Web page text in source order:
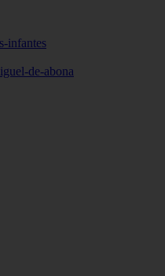
infantes
de-abona